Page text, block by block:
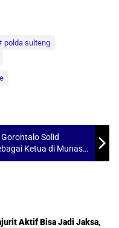
polda sulteng
Solid
Ketua di Munas
Aktif Bisa Jadi Jaksa,